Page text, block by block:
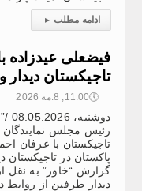
ادامه مطلب ▸
فیضعلی عیدزاده
تاجیکستان دیدار
🕔11:00, 8.مه 2026
رئیس مجلس
تاجیکستان با عرفان
پاکستان در تاجیکستان
گزارش “خاور” به نقل
دیدار طرفین از روابط